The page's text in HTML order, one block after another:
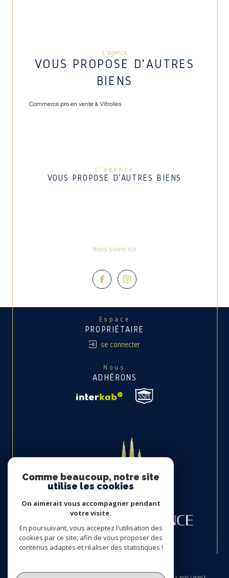
L'agence
VOUS PROPOSE D'AUTRES
BIENS
Commerce pro en vente à Vitrolles
L'agence
VOUS PROPOSE D'AUTRES BIENS
Nous suivre sur
Espace
PROPRIÉTAIRE
se connecter
Nous
ADHÉRONS
© 2026 | TOUS DROITS RÉSERVÉS | TRADUCTION POWERED BY GOOGLE |
Comme beaucoup, notre site
utilise les cookies
On aimerait vous accompagner pendant
votre visite.
En poursuivant, vous acceptez l'utilisation des
cookies par ce site, afin de vous proposer des
contenus adaptés et réaliser des statistiques !